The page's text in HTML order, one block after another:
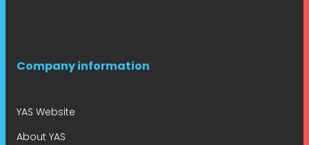
Company information
YAS Website
About YAS